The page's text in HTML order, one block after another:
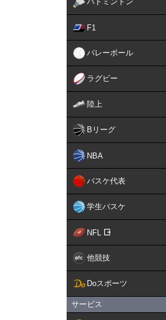
F1
バレーボール
ラグビー
陸上
Bリーグ
NBA
バスケ代表
学生バスケ
NFL
他競技
Doスポーツ
サービス